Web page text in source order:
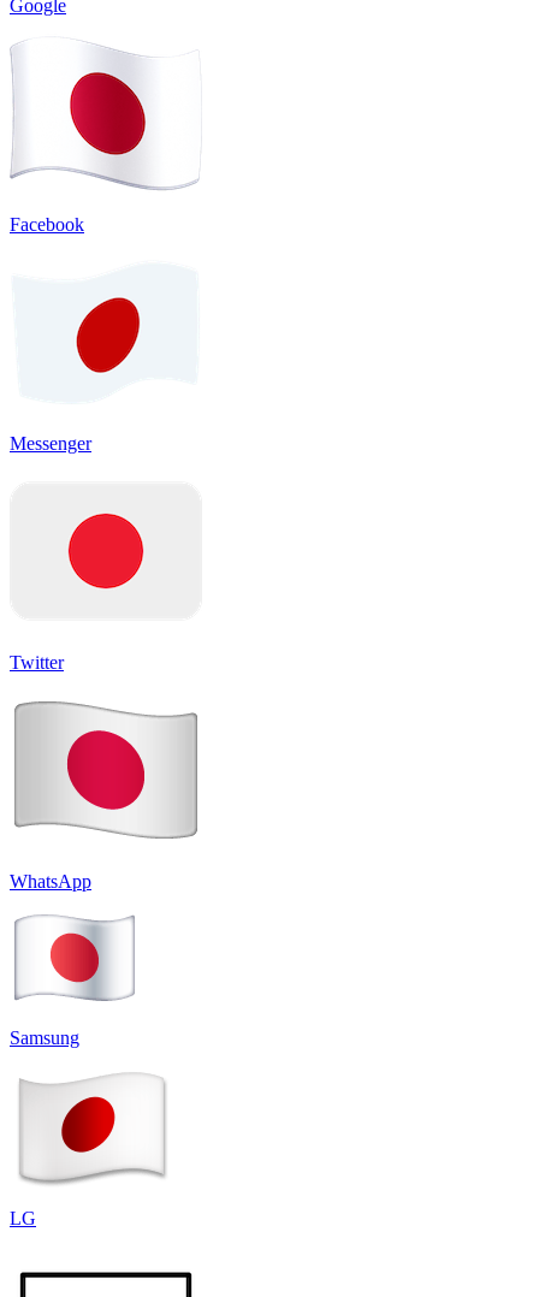
Google
Facebook
Messenger
Twitter
WhatsApp
Samsung
LG